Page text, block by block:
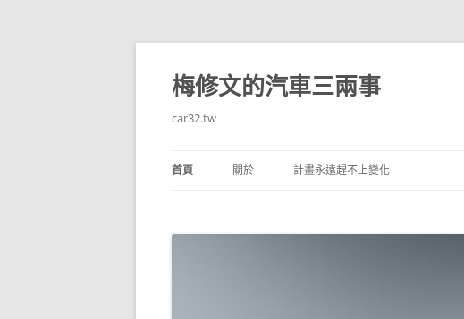
跳
主
要
內
梅修文的汽車三兩事
car32.tw
首頁 關於 計畫永遠趕不上變化